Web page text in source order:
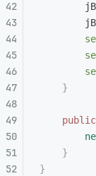
    }
    public
    }
}